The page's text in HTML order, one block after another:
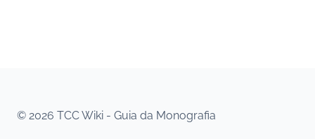
© 2026 TCC Wiki - Guia da Monografia